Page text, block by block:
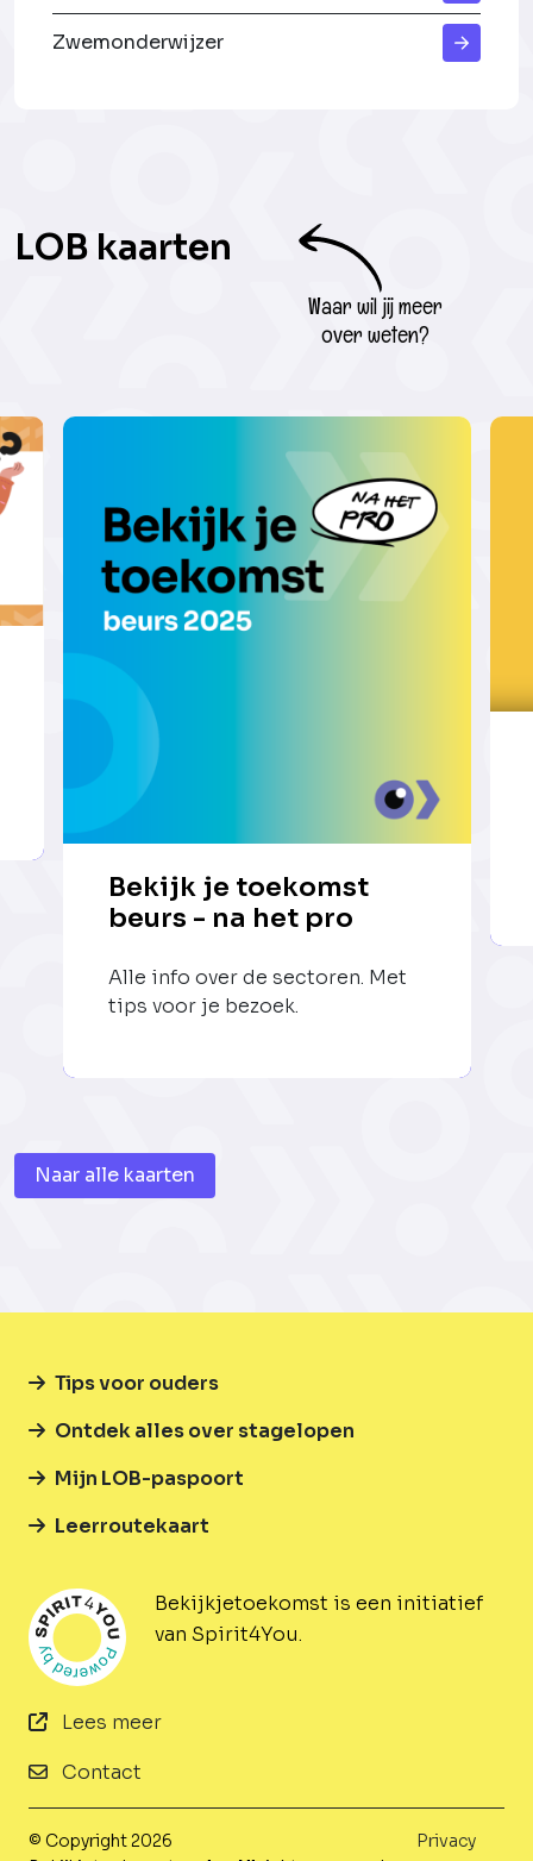
Zwemonderwijzer
LOB kaarten
Waar wil jij meer
over weten?
Bekijk je toekomst
beurs - na het pro
Alle info over de sectoren. Met
tips voor je bezoek.
Naar alle kaarten
Bekijkjetoekomst is een initiatief
van Spirit4You.
Lees meer
Contact
Tips voor ouders
Ontdek alles over stagelopen
Mijn LOB-paspoort
Leerroutekaart
© Copyright 2026
Privacy